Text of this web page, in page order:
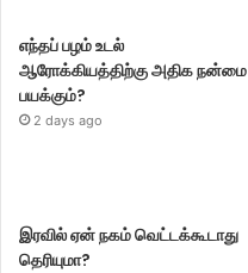
எந்தப் பழம் உடல்
ஆரோக்கியத்திற்கு அதிக நன்மை
பயக்கும்?
2 days ago
இரவில் ஏன் நகம் வெட்டக்கூடாது
தெரியுமா?